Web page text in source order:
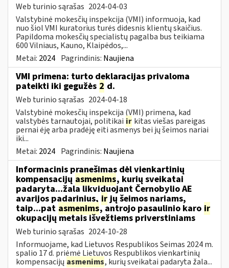
Web turinio sąrašas 2024-04-03
Valstybinė mokesčių inspekcija (VMI) informuoja, kad
nuo šiol VMI kuratorius turės didesnis klientų skaičius.
Papildoma mokesčių specialistų pagalba bus teikiama
600 Vilniaus, Kauno, Klaipėdos,...
Metai: 2024 Pagrindinis: Naujiena
VMI primena: turto deklaracijas privaloma
pateikti iki gegužės 2 d.
Web turinio sąrašas 2024-04-18
Valstybinė mokesčių inspekcija (VMI) primena, kad
valstybės tarnautojai, politikai ir kitas viešas pareigas
pernai ėję arba pradėję eiti asmenys bei jų šeimos nariai
iki...
Metai: 2024 Pagrindinis: Naujiena
Informacinis pranešimas dėl vienkartinių
kompensacijų asmenims, kurių sveikatai
padaryta...žala likviduojant Černobylio AE
avarijos padarinius, irjų šeimos nariams,
taip...pat asmenims, antrojo pasaulinio karo ir
okupacijų metais išvežtiems priverstiniams
Web turinio sąrašas 2024-10-28
Informuojame, kad Lietuvos Respublikos Seimas 2024 m.
spalio 17 d. priėmė Lietuvos Respublikos vienkartinių
kompensacijų asmenims, kurių sveikatai padaryta žala...